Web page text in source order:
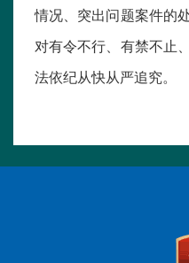
情况、突出问题案件的
对有令不行、有禁不止
法依纪从快从严追究。